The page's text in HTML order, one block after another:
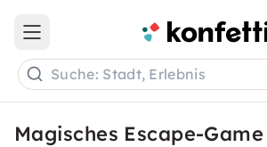
Open main menu
Suche: Stadt, Erlebnis
Magisches Escape-